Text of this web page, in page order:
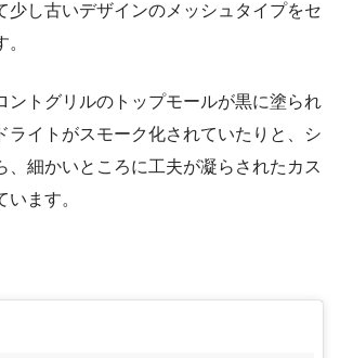
少し古いデザインのメッシュタイプをセ
ントグリルのトップモールが黒に塗られ
ライトがスモーク化されていたりと、シ
、細かいところに工夫が凝らされたカス
います。